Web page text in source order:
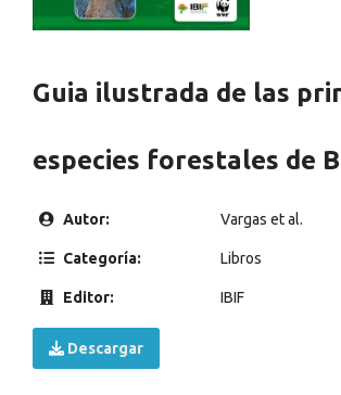
Guia ilustrada de las
especies forestales de
Autor: Vargas et al.
Categoría: Libros
Editor: IBIF
Descargar